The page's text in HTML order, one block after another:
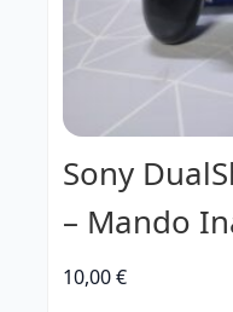
Sony
– Mando
10,00€